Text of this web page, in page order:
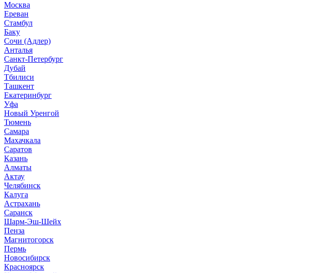
Москва
Ереван
Стамбул
Баку
Сочи (Адлер)
Анталья
Санкт-Петербург
Дубай
Тбилиси
Ташкент
Екатеринбург
Уфа
Новый Уренгой
Тюмень
Самара
Махачкала
Саратов
Казань
Алматы
Актау
Челябинск
Калуга
Астрахань
Саранск
Шарм-Эш-Шейх
Пенза
Магнитогорск
Пермь
Новосибирск
Красноярск